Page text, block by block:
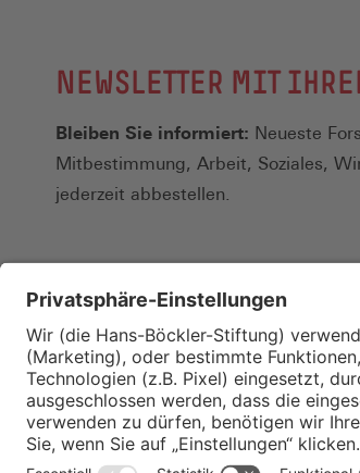
NEWSLETTER MIT
Bleiben Sie informiert: Neueste
Mitbestimmung, Arbeit, Soziales,
jederzeit abbestellen.